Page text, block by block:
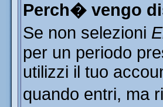
Perch� vengo
Se non selezioni
per un periodo
utilizzi il tuo
quando entri, ma